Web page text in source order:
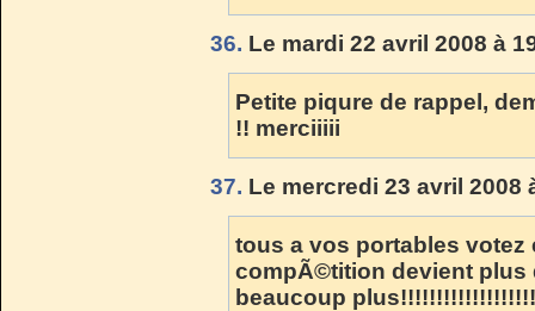
36. Le mardi 22 avril 2008 à
Petite piqure de rappel,
!! merciiiii
37. Le mercredi 23 avril 2008
tous a vos portables votez
compÃ©tition devient plus
beaucoup